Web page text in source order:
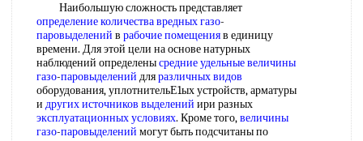
Наибольшую сложность представляет
определение количествавредных газо-
паровыделений в рабочие помещенияв единицу
времени. Для этой цели на основе натурных
наблюдений определенысредние удельныевеличины
газо-паровыделений дляразличных видов
оборудования, уплотнительЕ1ых устройств, арматуры
и других источников выделений ири разных
эксплуатационных условиях. Кроме того,величины
газо-паровыделений могут быть подсчитаны по